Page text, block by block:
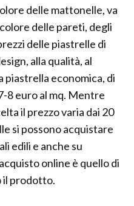
delle mattonelle, va
delle pareti, degli
delle piastrelle di
alla qualità, al
piastrella economica, di
8 euro al mq. Mentre
il prezzo varia dai 20
si possono acquistare
edili e anche su
online è quello di
il prodotto.